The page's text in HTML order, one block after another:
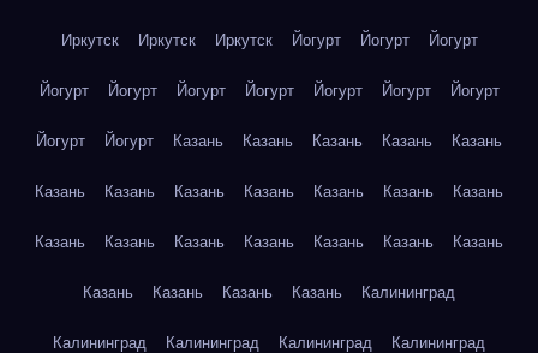
Иркутск Иркутск Иркутск Йогурт Йогурт Йогурт
Йогурт Йогурт Йогурт Йогурт Йогурт Йогурт Йогурт
Йогурт Йогурт Казань Казань Казань Казань Казань
Казань Казань Казань Казань Казань Казань Казань
Казань Казань Казань Казань Казань Казань Казань
Казань Казань Казань Казань Калининград
Калининград Калининград Калининград Калининград